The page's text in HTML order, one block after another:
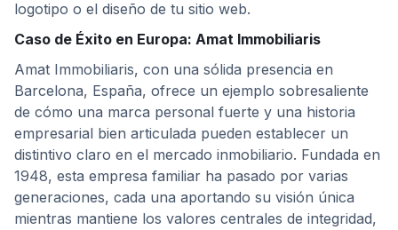
logotipo o el diseño de tu sitio web.
Caso de Éxito en Europa: Amat Immobiliaris
Amat Immobiliaris, con una sólida presencia en
Barcelona, España, ofrece un ejemplo sobresaliente
de cómo una marca personal fuerte y una historia
empresarial bien articulada pueden establecer un
distintivo claro en el mercado inmobiliario. Fundada en
1948, esta empresa familiar ha pasado por varias
generaciones, cada una aportando su visión única
mientras mantiene los valores centrales de integridad,